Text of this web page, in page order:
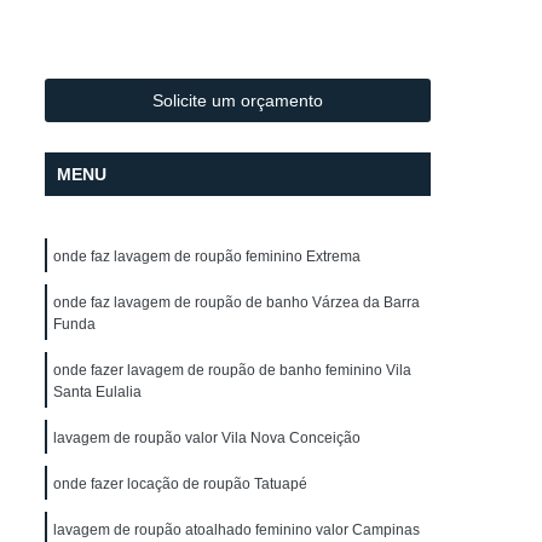
Lavagem de Toalha para Salão de Cabeleireiro
de Uniforme
Lavagem de Uniforme de Trabalho
de Uniforme Grande São Paulo
Lavagem de Uniforme São Paulo
Lavagem Industrial de Uniforme
Aluguel de Capa de Corte de Cabelo
Locação de Capa de Barbeiro
Solicite um orçamento
MENU
onde faz lavagem de roupão feminino Extrema
onde faz lavagem de roupão de banho Várzea da Barra
Funda
onde fazer lavagem de roupão de banho feminino Vila
Santa Eulalia
lavagem de roupão valor Vila Nova Conceição
onde fazer locação de roupão Tatuapé
lavagem de roupão atoalhado feminino valor Campinas